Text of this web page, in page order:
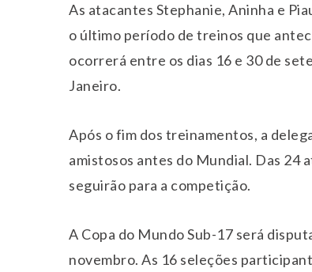
As atacantes Stephanie, Aninha e
o último período de treinos que
ocorrerá entre os dias 16 e 30 de
Janeiro.
Após o fim dos treinamentos, a
amistosos antes do Mundial. Das 24
seguirão para a competição.
A Copa do Mundo Sub-17 será
novembro. As 16 seleções